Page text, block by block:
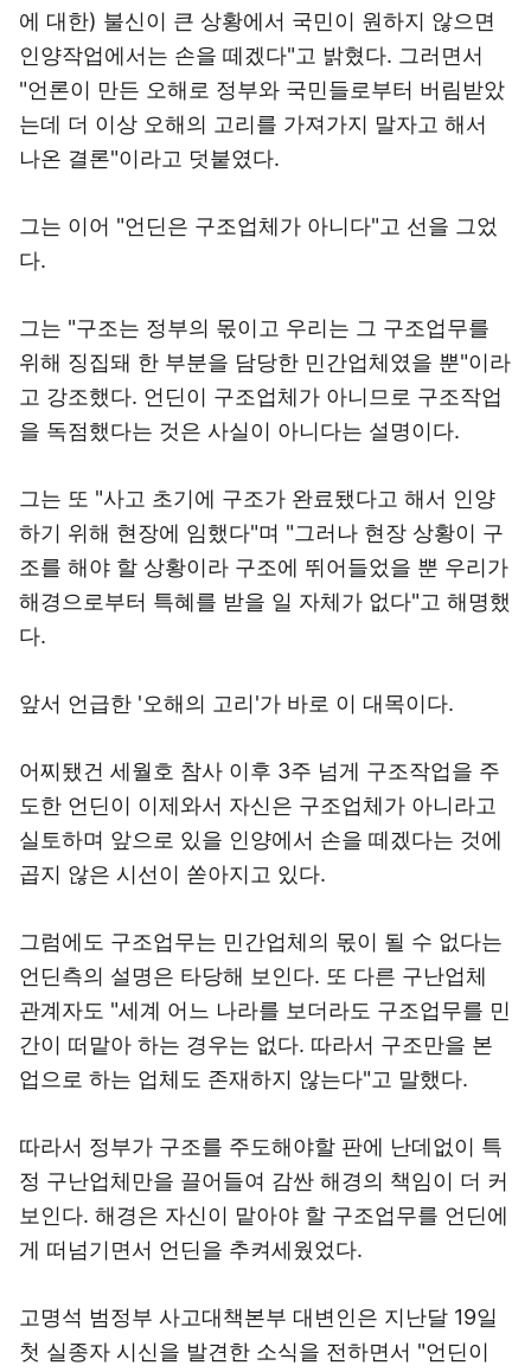
에 대한) 불신이 큰 상황에서 국민이 원하지 않으면
인양작업에서는 손을 떼겠다"고 밝혔다. 그러면서
"언론이 만든 오해로 정부와 국민들로부터 버림받았
는데 더 이상 오해의 고리를 가져가지 말자고 해서
나온 결론"이라고 덧붙였다.
그는 이어 "언딘은 구조업체가 아니다"고 선을 그었
다.
그는 "구조는 정부의 몫이고 우리는 그 구조업무를
위해 징집돼 한 부분을 담당한 민간업체였을 뿐"이라
고 강조했다. 언딘이 구조업체가 아니므로 구조작업
을 독점했다는 것은 사실이 아니다는 설명이다.
그는 또 "사고 초기에 구조가 완료됐다고 해서 인양
하기 위해 현장에 임했다"며 "그러나 현장 상황이 구
조를 해야 할 상황이라 구조에 뛰어들었을 뿐 우리가
해경으로부터 특혜를 받을 일 자체가 없다"고 해명했
다.
앞서 언급한 '오해의 고리'가 바로 이 대목이다.
어찌됐건 세월호 참사 이후 3주 넘게 구조작업을 주
도한 언딘이 이제와서 자신은 구조업체가 아니라고
실토하며 앞으로 있을 인양에서 손을 떼겠다는 것에
곱지 않은 시선이 쏟아지고 있다.
그럼에도 구조업무는 민간업체의 몫이 될 수 없다는
언딘측의 설명은 타당해 보인다. 또 다른 구난업체
관계자도 "세계 어느 나라를 보더라도 구조업무를 민
간이 떠맡아 하는 경우는 없다. 따라서 구조만을 본
업으로 하는 업체도 존재하지 않는다"고 말했다.
따라서 정부가 구조를 주도해야할 판에 난데없이 특
정 구난업체만을 끌어들여 감싼 해경의 책임이 더 커
보인다. 해경은 자신이 맡아야 할 구조업무를 언딘에
게 떠넘기면서 언딘을 추켜세웠었다.
고명석 범정부 사고대책본부 대변인은 지난달 19일
첫 실종자 시신을 발견한 소식을 전하면서 "언딘이